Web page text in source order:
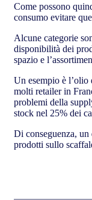
Come possono
consumo evitare
Alcune categorie
disponibilità dei
spazio e
Un esempio è l’olio
molti retailer in
problemi della
stock nel 25% dei
Di conseguenza,
prodotti sullo